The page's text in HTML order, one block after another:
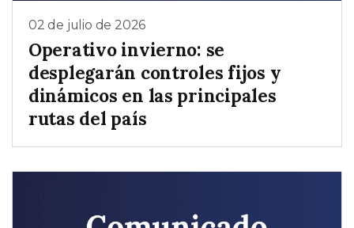
02 de julio de 2026
Operativo invierno: se
desplegarán controles fijos y
dinámicos en las principales
rutas del país